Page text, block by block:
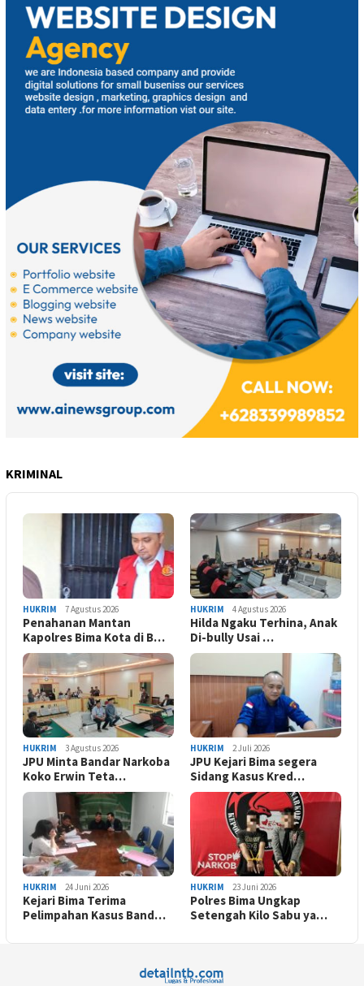
KRIMINAL
HUKRIM 7 Agustus 2026
Penahanan Mantan
Kapolres Bima Kota di B…
HUKRIM 4 Agustus 2026
Hilda Ngaku Terhina, Anak
Di-bully Usai …
HUKRIM 3 Agustus 2026
JPU Minta Bandar Narkoba
Koko Erwin Teta…
HUKRIM 2 Juli 2026
JPU Kejari Bima segera
Sidang Kasus Kred…
HUKRIM 24 Juni 2026
Kejari Bima Terima
Pelimpahan Kasus Band…
HUKRIM 23 Juni 2026
Polres Bima Ungkap
Setengah Kilo Sabu ya…